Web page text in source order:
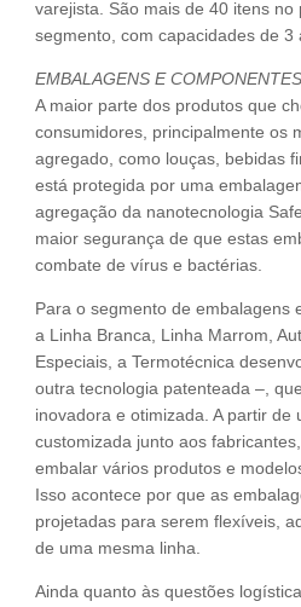
varejista. São mais de 40 itens no
segmento, com capacidades de 3
EMBALAGENS E COMPONENTES
A maior parte dos produtos que
consumidores, principalmente os
agregado, como louças, bebidas
está protegida por uma
agregação da nanotecnologia
maior segurança de que estas
combate de vírus e bactérias.
Para o segmento de embalagens
a Linha Branca, Linha Marrom,
Especiais, a Termotécnica
outra tecnologia patenteada –,
inovadora e otimizada. A partir
customizada junto aos
embalar vários produtos e
Isso acontece por que as
projetadas para serem flexíveis,
de uma mesma linha.
Ainda quanto às questões